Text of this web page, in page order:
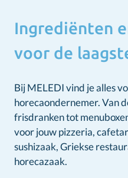
Ingrediënten
voor de
Bij MELEDI vind je alles
horecaondernemer. Van
frisdranken tot
voor jouw pizzeria,
sushizaak, Griekse
horecazaak.